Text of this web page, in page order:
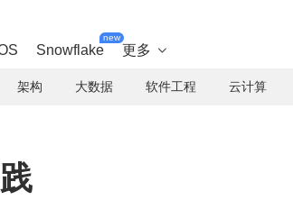
Snowflake
new
更多 
架构 大数据 软件工程 云计算